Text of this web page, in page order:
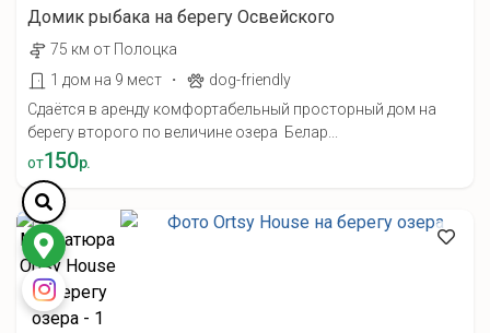
Домик рыбака на берегу Освейского
75 км от Полоцка
1 дом на 9 мест
·
dog-friendly
Сдаётся в аренду комфортабельный просторный дом на
берегу второго по величине озера Белар...
от150р.